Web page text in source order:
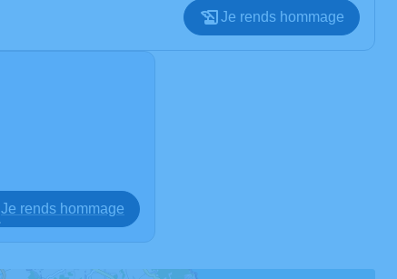
Je rends hommage
Je rends hommage